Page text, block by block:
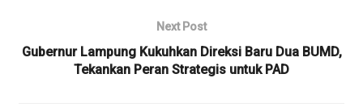
Next Post
Gubernur Lampung Kukuhkan Direksi Baru Dua BUMD,
Tekankan Peran Strategis untuk PAD